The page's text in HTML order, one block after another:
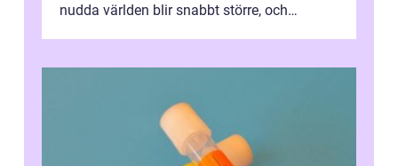
nudda världen blir snabbt större, och